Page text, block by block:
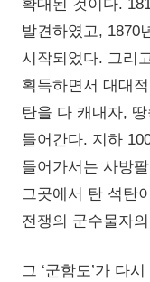
확대된 것이다.
발견하였고, 1870
시작되었다. 그리
획득하면서 대대
탄을 다 캐내자,
들어간다. 지하
들어가서는 사방
그곳에서 탄 석탄
전쟁의 군수물자
그 ‘군함도’가 다